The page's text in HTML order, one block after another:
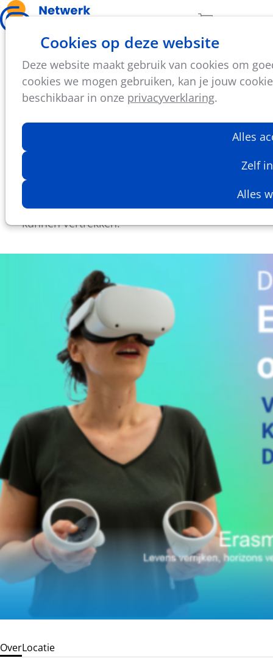
Cookies op deze website
Deze website maakt gebruik van cookies om
cookies we mogen gebruiken, kan je jouw
beschikbaar in onze privacyverklaring.
Alles
Zelf
Alles
Aantal
02
sep
10:00 - 12:00 VAC - Virginie Lovelinggebouw
Schrijfsessie voor Erasmus+ Sport
Epos Vlaanderen lanceert in 2026 een
tweede aanvraagronde voor Erasmus+
sportorganisaties op Europese leerstage
kunnen vertrekken.
OverLocatie